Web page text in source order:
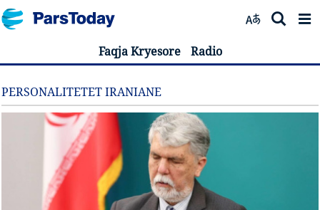
Faqja Kryesore Radio
PERSONALITETET IRANIANE